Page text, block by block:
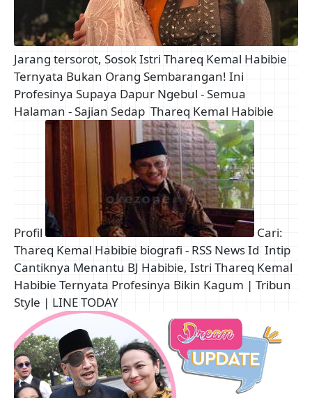
Jarang tersorot, Sosok Istri Thareq Kemal Habibie
Ternyata Bukan Orang Sembarangan! Ini
Profesinya Supaya Dapur Ngebul - Semua
Halaman - Sajian Sedap Thareq Kemal Habibie
Profil
Cari:
Thareq Kemal Habibie biografi - RSS News Id Intip
Cantiknya Menantu BJ Habibie, Istri Thareq Kemal
Habibie Ternyata Profesinya Bikin Kagum | Tribun
Style | LINE TODAY